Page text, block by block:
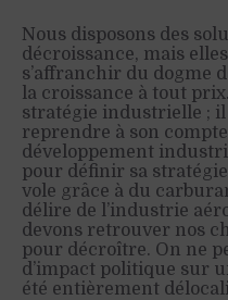
Nous disposons des
décroissance, mais
s’affranchir du dogme
la croissance à tout prix.
stratégie industrielle ;
reprendre à son
développement
pour définir sa
vole grâce à du
délire de l’industrie
devons retrouver nos
pour décroître. On ne
d’impact politique sur
été entièrement